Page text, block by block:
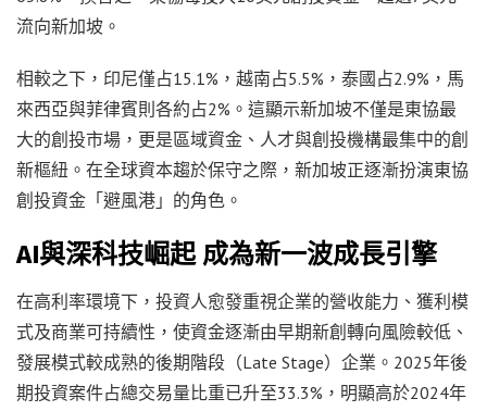
流向新加坡。
相較之下，印尼僅占15.1%，越南占5.5%，泰國占2.9%，馬
來西亞與菲律賓則各約占2%。這顯示新加坡不僅是東協最
大的創投市場，更是區域資金、人才與創投機構最集中的創
新樞紐。在全球資本趨於保守之際，新加坡正逐漸扮演東協
創投資金「避風港」的角色。
AI與深科技崛起 成為新一波成長引擎
在高利率環境下，投資人愈發重視企業的營收能力、獲利模
式及商業可持續性，使資金逐漸由早期新創轉向風險較低、
發展模式較成熟的後期階段（Late Stage）企業。2025年後
期投資案件占總交易量比重已升至33.3%，明顯高於2024年